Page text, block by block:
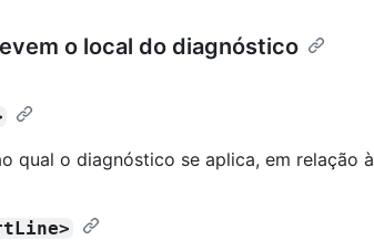
o local do diagnóstico
qual o diagnóstico se aplica, em relação